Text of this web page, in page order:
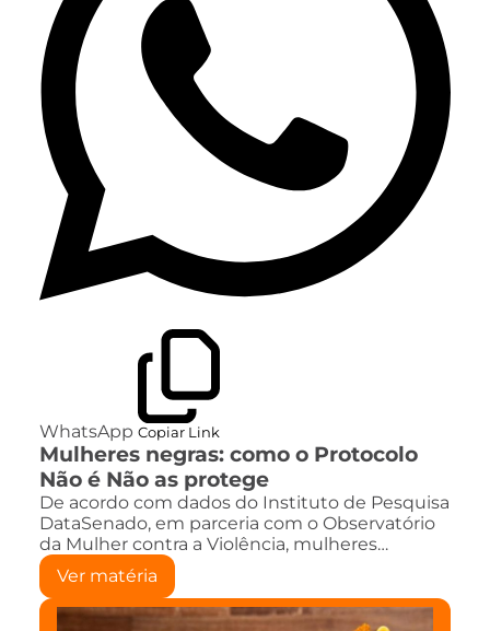
WhatsApp Copiar Link
Mulheres negras: como o Protocolo
Não é Não as protege
De acordo com dados do Instituto de Pesquisa
DataSenado, em parceria com o Observatório
da Mulher contra a Violência, mulheres…
Ver matéria